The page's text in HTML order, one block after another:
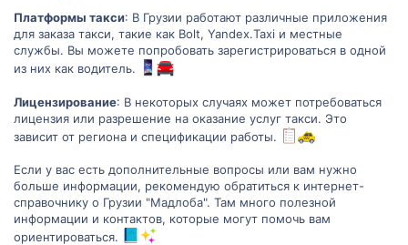
Платформы такси: В Грузии работают различные приложения
для заказа такси, такие как Bolt, Yandex.Taxi и местные
службы. Вы можете попробовать зарегистрироваться в одной
из них как водитель.
Лицензирование: В некоторых случаях может потребоваться
лицензия или разрешение на оказание услуг такси. Это
зависит от региона и спецификации работы.
Если у вас есть дополнительные вопросы или вам нужно
больше информации, рекомендую обратиться к интернет-
справочнику о Грузии "Мадлоба". Там много полезной
информации и контактов, которые могут помочь вам
ориентироваться.